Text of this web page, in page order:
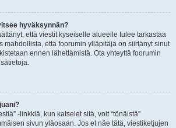
hyväksynnän?
että viestit kyseiselle alueelle tulee tarkastaa
mahdollista, että foorumin ylläpitäjä on siirtänyt sinut
ennen lähettämistä. Ota yhteyttä foorumin
-linkkiä, kun katselet sitä, voit “tönäistä”
sivun yläosaan. Jos et näe tätä, viestiketjujen